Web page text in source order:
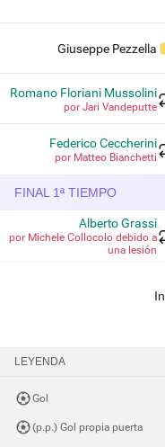
Giuseppe Pezzella
Romano Floriani Mussolini
por Jari Vandeputte
Federico Ceccherini
por Matteo Bianchetti
FINAL 1ª TIEMPO
Alberto Grassi
por Michele Collocolo debido a
una lesión
LEYENDA
Gol
(p.p.) Gol propia puerta